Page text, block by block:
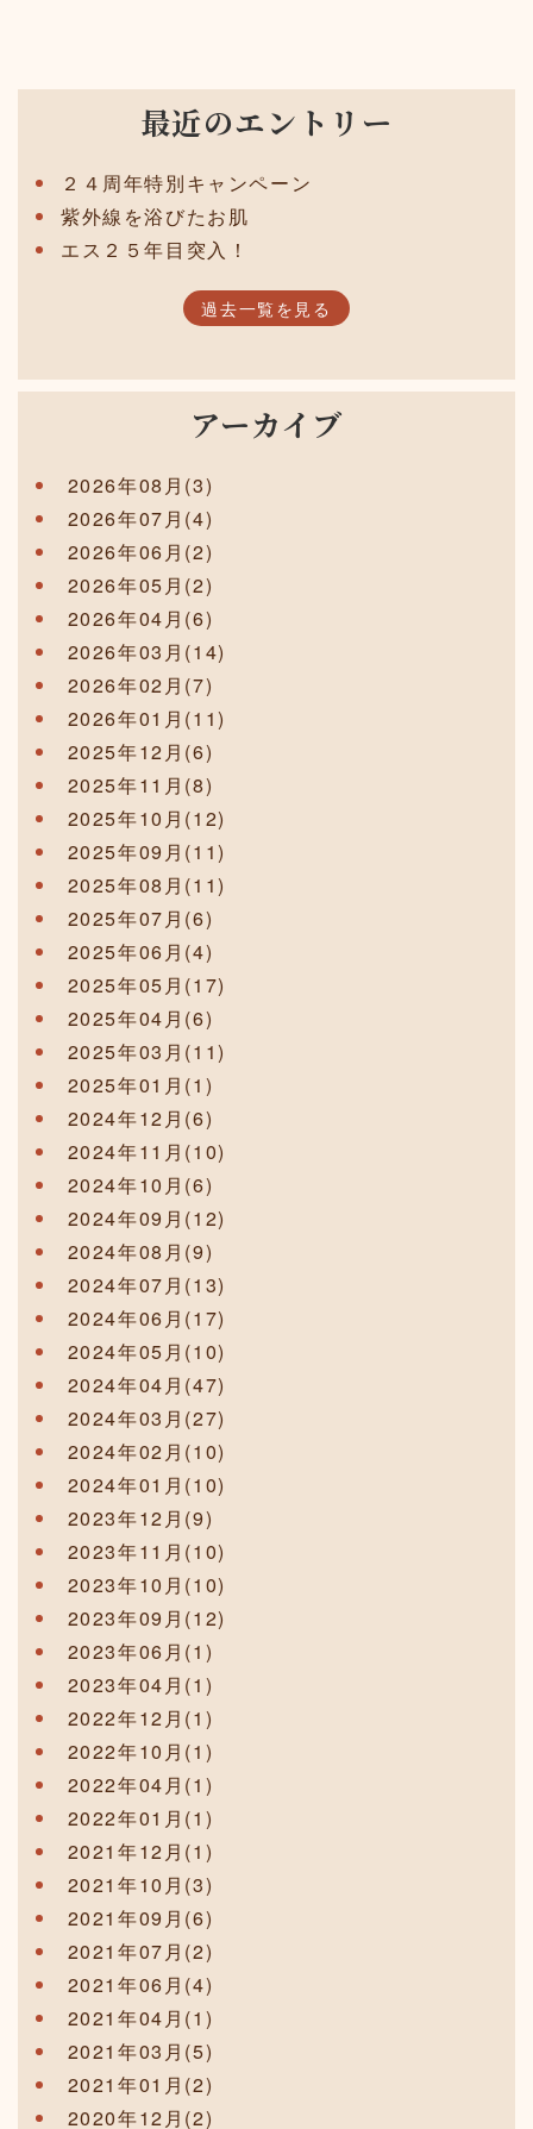
最近のエントリー
２４周年特別キャンペーン
紫外線を浴びたお肌
エス２５年目突入！
過去一覧を見る
アーカイブ
2026年08月(3)
2026年07月(4)
2026年06月(2)
2026年05月(2)
2026年04月(6)
2026年03月(14)
2026年02月(7)
2026年01月(11)
2025年12月(6)
2025年11月(8)
2025年10月(12)
2025年09月(11)
2025年08月(11)
2025年07月(6)
2025年06月(4)
2025年05月(17)
2025年04月(6)
2025年03月(11)
2025年01月(1)
2024年12月(6)
2024年11月(10)
2024年10月(6)
2024年09月(12)
2024年08月(9)
2024年07月(13)
2024年06月(17)
2024年05月(10)
2024年04月(47)
2024年03月(27)
2024年02月(10)
2024年01月(10)
2023年12月(9)
2023年11月(10)
2023年10月(10)
2023年09月(12)
2023年06月(1)
2023年04月(1)
2022年12月(1)
2022年10月(1)
2022年04月(1)
2022年01月(1)
2021年12月(1)
2021年10月(3)
2021年09月(6)
2021年07月(2)
2021年06月(4)
2021年04月(1)
2021年03月(5)
2021年01月(2)
2020年12月(2)